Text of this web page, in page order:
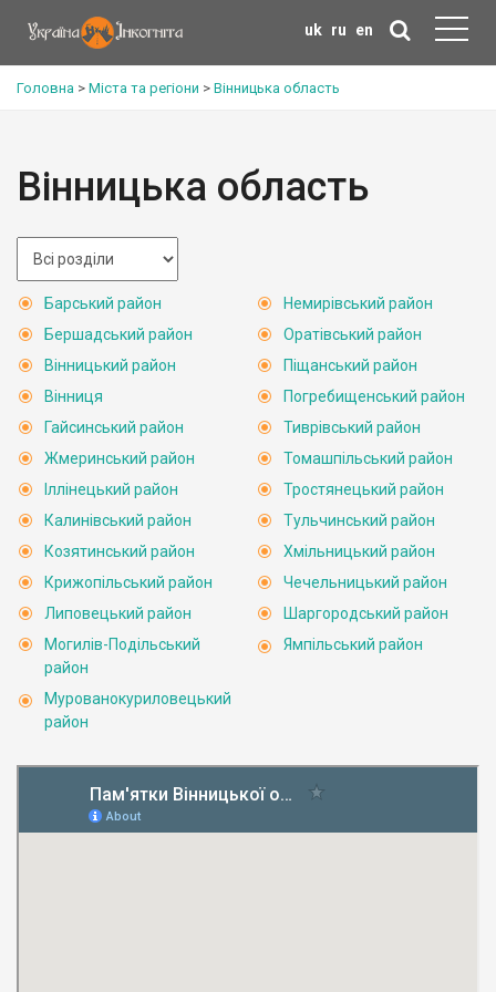
uk ru en
Головна > Міста та регіони > Вінницька область
Вінницька область
Барський район
Бершадський район
Вінницький район
Вінниця
Гайсинський район
Жмеринський район
Іллінецький район
Калинівський район
Козятинський район
Крижопільський район
Липовецький район
Могилів-Подільський
район
Мурованокуриловецький
район
Немирівський район
Оратівський район
Піщанський район
Погребищенський район
Тиврівський район
Томашпільський район
Тростянецький район
Тульчинський район
Хмільницький район
Чечельницький район
Шаргородський район
Ямпільський район